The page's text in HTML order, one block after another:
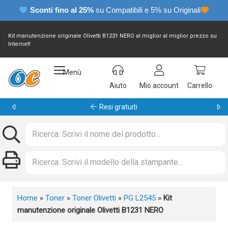
Sconti fino al 25% su Compatibili e 5% su Originali
Kit manutenzione originale Olivetti B1231 NERO al miglior al miglior prezzo su
Internet!
Menù
Aiuto
Mio account Carrello
Garanzia 24 mesi
Home » Toner » Toner Olivetti » PG L2545 » Kit
manutenzione originale Olivetti B1231 NERO